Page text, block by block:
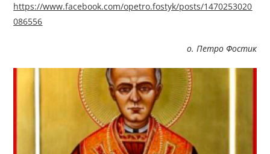
https://www.facebook.com/opetro.fostyk/posts/1470253020
086556
о. Петро Фостик